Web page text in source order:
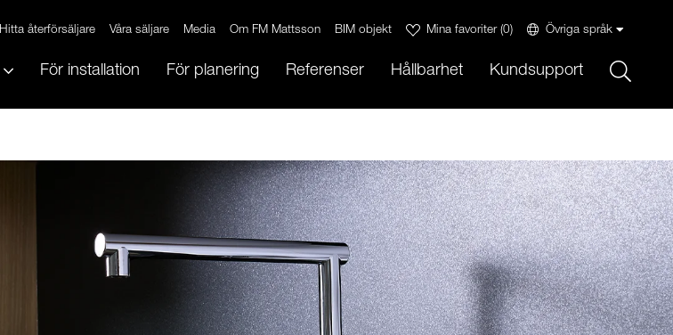
Hitta återförsäljare Våra säljare Media Om FM Mattsson BIM objekt Mina favoriter(0) Övriga språk
För installation För planering Referenser Hållbarhet Kundsupport